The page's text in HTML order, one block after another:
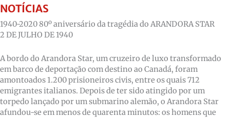
NOTÍCIAS
1940-2020 80º aniversário da tragédia do ARANDORA STAR
2 DE JULHO DE 1940
A bordo do Arandora Star, um cruzeiro de luxo transformado
em barco de deportação com destino ao Canadá, foram
amontoados 1.200 prisioneiros civis, entre os quais 712
emigrantes italianos. Depois de ter sido atingido por um
torpedo lançado por um submarino alemão, o Arandora Star
afundou-se em menos de quarenta minutos: os homens que